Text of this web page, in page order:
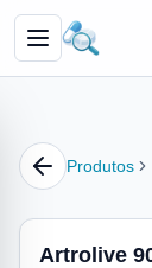
Produtos
Artrolive